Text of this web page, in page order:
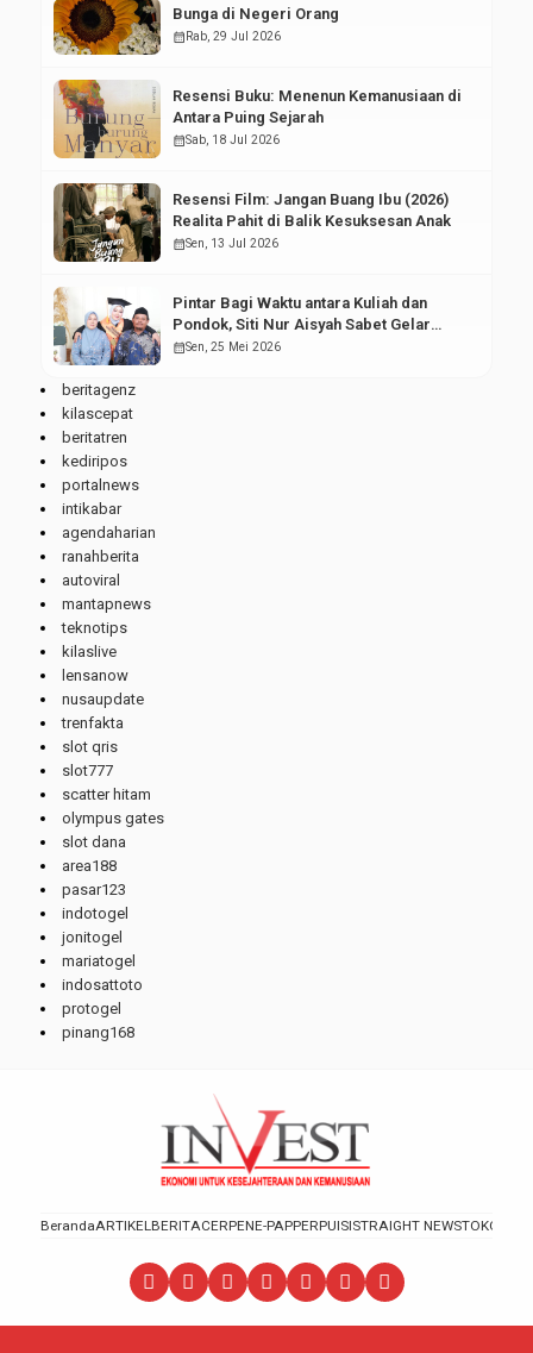
Bunga di Negeri Orang
calendar_monthRab, 29 Jul 2026
Resensi Buku: Menenun Kemanusiaan di
Antara Puing Sejarah
calendar_monthSab, 18 Jul 2026
Resensi Film: Jangan Buang Ibu (2026)
Realita Pahit di Balik Kesuksesan Anak
calendar_monthSen, 13 Jul 2026
Pintar Bagi Waktu antara Kuliah dan
Pondok, Siti Nur Aisyah Sabet Gelar
Wisudawan Terbaik
calendar_monthSen, 25 Mei 2026
beritagenz
kilascepat
beritatren
kediripos
portalnews
intikabar
agendaharian
ranahberita
autoviral
mantapnews
teknotips
kilaslive
lensanow
nusaupdate
trenfakta
slot qris
slot777
scatter hitam
olympus gates
slot dana
area188
pasar123
indotogel
jonitogel
mariatogel
indosattoto
protogel
pinang168
BerandaARTIKELBERITACERPENE-PAPPERPUISISTRAIGHT NEWSTOKOH